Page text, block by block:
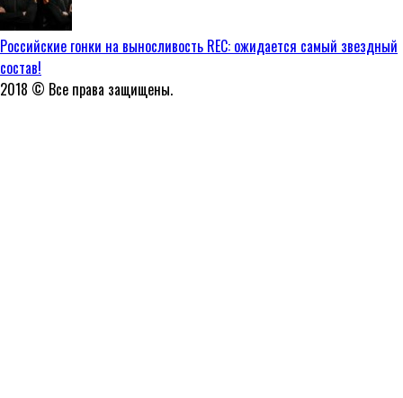
Российские гонки на выносливость REC: ожидается самый звездный
состав!
2018 © Все права защищены.